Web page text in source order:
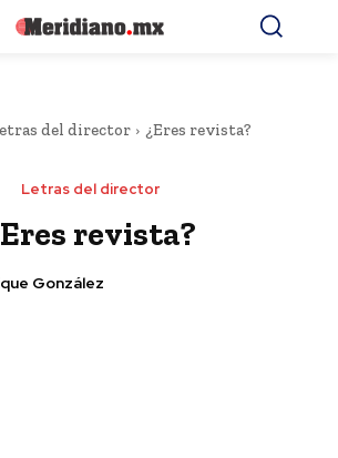
del director ¿Eres revista?
Letras del director
revista?
González